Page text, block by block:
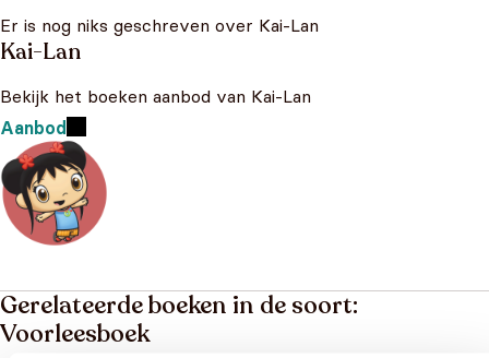
Er is nog niks geschreven over Kai-Lan
Kai-Lan
Bekijk het boeken aanbod van Kai-Lan
Aanbod
Gerelateerde boeken in de soort:
Voorleesboek